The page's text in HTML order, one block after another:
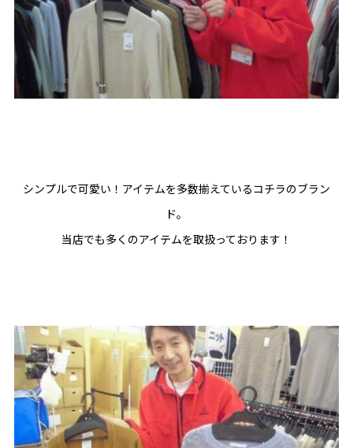
シンプルで可愛い！アイテムを多数揃えているコチラのブラン
ド。
当店でも多くのアイテムを取扱っております！